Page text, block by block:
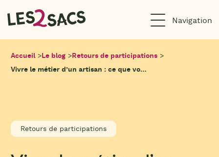
au
contenu
Accueil> Le blog > Retours de participations >
Vivre le métier d’un artisan : ce que vous nous avez dit
Retours de participations